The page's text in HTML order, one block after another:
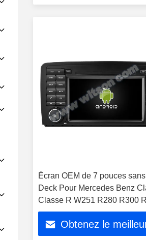
Écran OEM de 7 pouces
Deck Pour Mercedes Benz
Classe R W251 R280 R300
R350 2005-2017
Obtenez le